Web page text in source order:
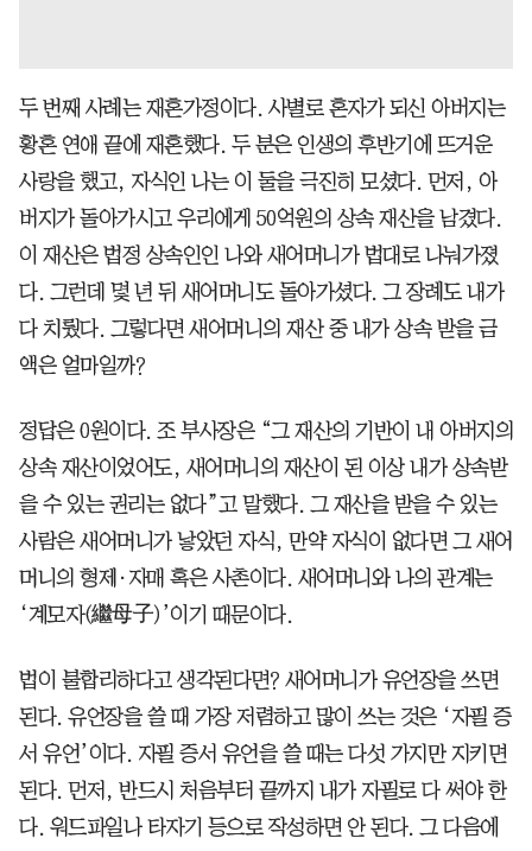
두 번째 사례는 재혼가정이다. 사별로 혼자가 되신 아버지는
황혼 연애 끝에 재혼했다. 두 분은 인생의 후반기에 뜨거운
사랑을 했고, 자식인 나는 이 둘을 극진히 모셨다. 먼저, 아
버지가 돌아가시고 우리에게 50억원의 상속 재산을 남겼다.
이 재산은 법정 상속인인 나와 새어머니가 법대로 나눠가졌
다. 그런데 몇 년 뒤 새어머니도 돌아가셨다. 그 장례도 내가
다 치뤘다. 그렇다면 새어머니의 재산 중 내가 상속 받을 금
액은 얼마일까?
정답은 0원이다. 조 부사장은 “그 재산의 기반이 내 아버지의
상속 재산이었어도, 새어머니의 재산이 된 이상 내가 상속받
을 수 있는 권리는 없다”고 말했다. 그 재산을 받을 수 있는
사람은 새어머니가 낳았던 자식, 만약 자식이 없다면 그 새어
머니의 형제·자매 혹은 사촌이다. 새어머니와 나의 관계는
‘계모자(繼母子)’이기 때문이다.
법이 불합리하다고 생각된다면? 새어머니가 유언장을 쓰면
된다. 유언장을 쓸 때 가장 저렴하고 많이 쓰는 것은 ‘자필 증
서 유언’이다. 자필 증서 유언을 쓸 때는 다섯 가지만 지키면
된다. 먼저, 반드시 처음부터 끝까지 내가 자필로 다 써야 한
다. 워드파일나 타자기 등으로 작성하면 안 된다. 그 다음에